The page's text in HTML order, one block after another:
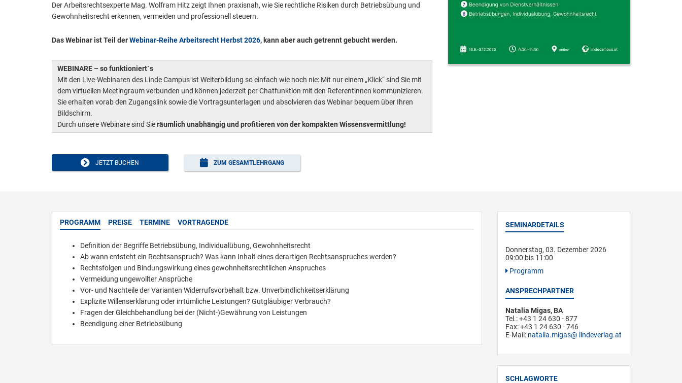
Der Arbeitsrechtsexperte Mag. Wolfram Hitz zeigt Ihnen praxisnah, wie Sie rechtliche Risiken durch Betriebsübung und
Gewohnheitsrecht erkennen, vermeiden und professionell steuern.
Das Webinar ist Teil derWebinar-Reihe Arbeitsrecht Herbst 2026, kann aber auch getrennt gebucht werden.
WEBINARE – so funktioniert`s
Mit den Live-Webinaren des Linde Campus ist Weiterbildung so einfach wie noch nie: Mit nur einem „Klick“ sind Sie mit
dem virtuellen Meetingraum verbunden und können jederzeit per Chatfunktion mit den Referentinnen kommunizieren.
Sie erhalten vorab den Zugangslink sowie die Vortragsunterlagen und absolvieren das Webinar bequem über Ihren
Bildschirm.
Durch unsere Webinare sind Sieräumlich unabhängig und profitieren von der kompakten Wissensvermittlung!
JETZT BUCHEN ZUM GESAMTLEHRGANG
PROGRAMM PREISE TERMINE VORTRAGENDE
Definition der Begriffe Betriebsübung, Individualübung, Gewohnheitsrecht
Ab wann entsteht ein Rechtsanspruch? Was kann Inhalt eines derartigen Rechtsanspruches werden?
Rechtsfolgen und Bindungswirkung eines gewohnheitsrechtlichen Anspruches
Vermeidung ungewollter Ansprüche
Vor- und Nachteile der Varianten Widerrufsvorbehalt bzw. Unverbindlichkeitserklärung
Explizite Willenserklärung oder irrtümliche Leistungen? Gutgläubiger Verbrauch?
Fragen der Gleichbehandlung bei der (Nicht-)Gewährung von Leistungen
Beendigung einer Betriebsübung
SEMINARDETAILS
Donnerstag, 03. Dezember 2026
09:00 bis 11:00
Programm
ANSPRECHPARTNER
Natalia Migas, BA
Tel.: +43 1 24 630 - 877
Fax: +43 1 24 630 - 746
E-Mail: natalia.migas lindeverlag.at
SCHLAGWORTE